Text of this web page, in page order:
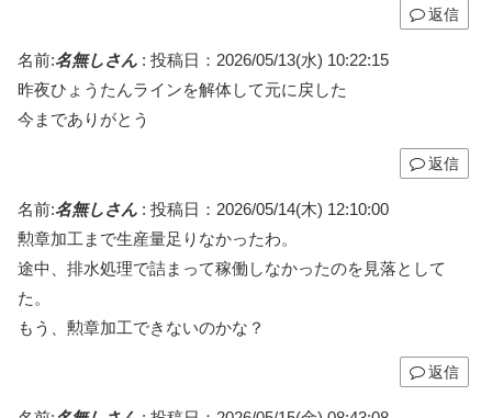
返信
名前:名無しさん : 投稿日：2026/05/13(水) 10:22:15
昨夜ひょうたんラインを解体して元に戻した
今までありがとう
返信
名前:名無しさん : 投稿日：2026/05/14(木) 12:10:00
勲章加工まで生産量足りなかったわ。
途中、排水処理で詰まって稼働しなかったのを見落として
た。
もう、勲章加工できないのかな？
返信